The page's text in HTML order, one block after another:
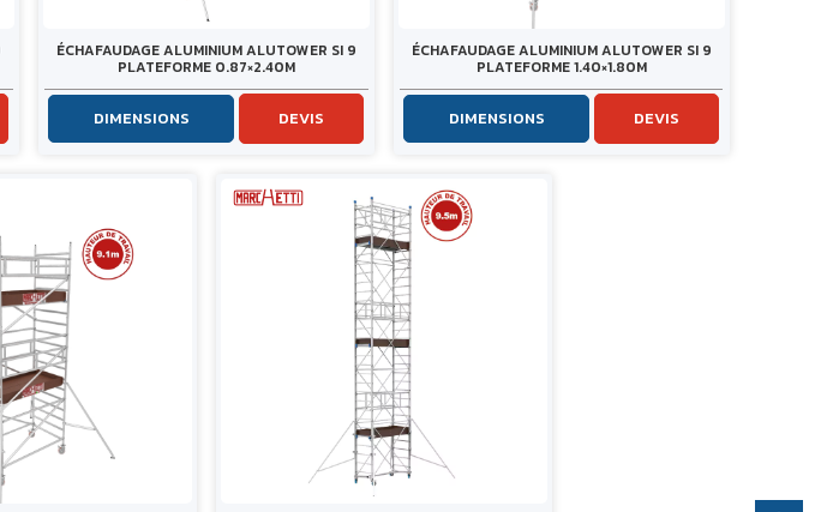
ÉCHAFAUDAGE ALUMINIUM ALUTOWER SI 9
PLATEFORME 0.87×2.40M
DIMENSIONS DEVIS
ÉCHAFAUDAGE ALUMINIUM ALUTOWER SI 9
PLATEFORME 1.40×1.80M
DIMENSIONS DEVIS